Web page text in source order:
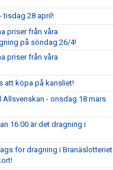
tisdag 28 april!
priser från våra
på söndag 26/4!
priser från våra
att köpa på kansliet!
Allsvenskan - onsdag 18 mars
16.00 är det dragning i
för dragning i Branäslotteriet